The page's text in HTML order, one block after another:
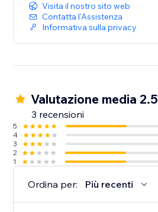
Visita il nostro sito web
Contatta l'Assistenza
Informativa sulla privacy
Valutazione media 2.5
3 recensioni
5
4
3
2
1
Ordina per: Più recenti